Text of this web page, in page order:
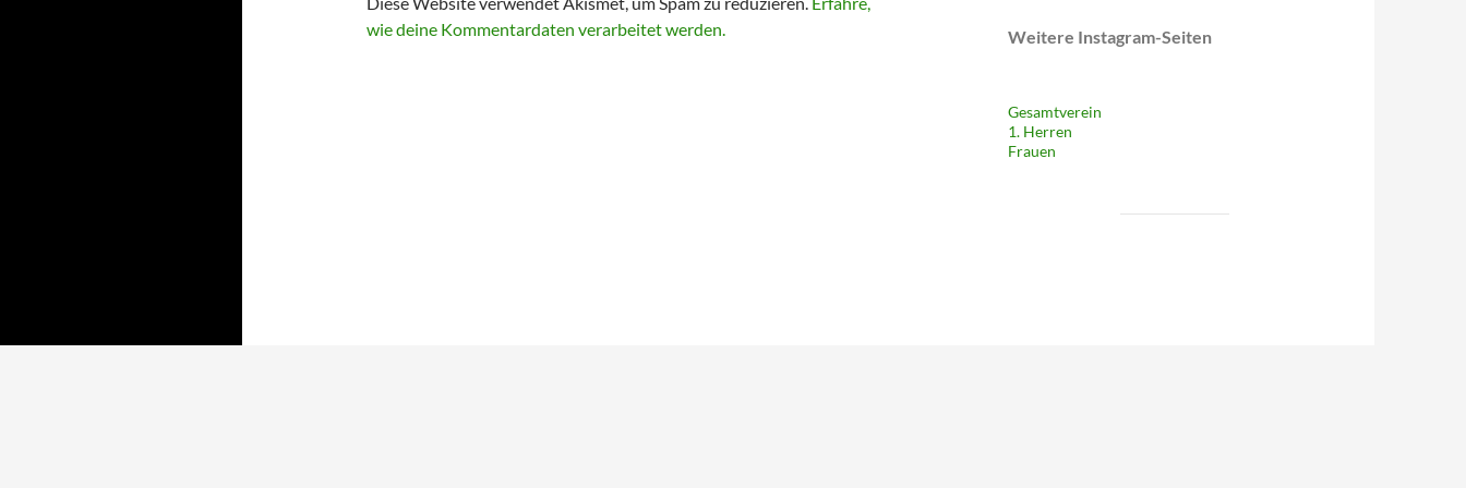
wie deine Kommentardaten verarbeitet werden.
Weitere Instagram-Seiten
Gesamtverein
1. Herren
Frauen